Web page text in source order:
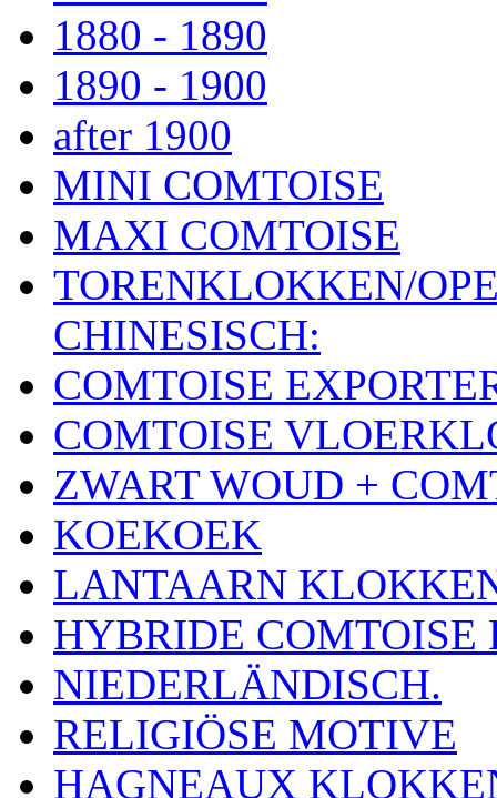
1880 - 1890
1890 - 1900
after 1900
MINI COMTOISE
MAXI COMTOISE
TORENKLOKKEN/
CHINESISCH:
COMTOISE
COMTOISE
ZWART WOUD +
KOEKOEK
LANTAARN
HYBRIDE
NIEDERLÄNDISCH.
RELIGIÖSE MOTIVE
HAGNEAUX